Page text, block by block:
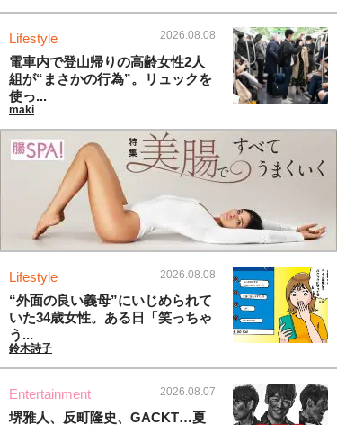
Lifestyle 2026.08.08
電車内で登山帰りの高齢女性2人
組が“まさかの行為”。リュックを
使っ...
maki
Lifestyle 2026.08.08
“外面の良い義母”にいじめられて
いた34歳女性。ある日「笑っちゃ
う...
鈴木詩子
Entertainment 2026.08.07
堺雅人、反町隆史、GACKT…夏